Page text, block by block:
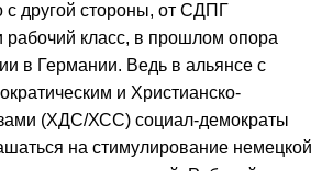
с другой стороны, от СДПГ
рабочий класс, в прошлом опора
в Германии. Ведь в альянсе с
и Христианско-
(ХДС/ХСС) социал-демократы
на стимулирование немецкой